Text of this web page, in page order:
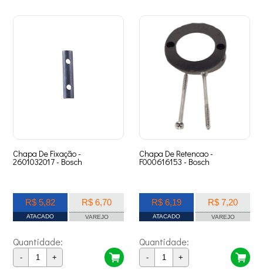
Chapa De Fixação -
2601032017 - Bosch
R$ 5,82
ATACADO
R$ 6,70
VAREJO
Quantidade:
- +
Chapa De Retencao -
F000616153 - Bosch
R$ 6,19
ATACADO
R$ 7,20
VAREJO
Quantidade:
- +